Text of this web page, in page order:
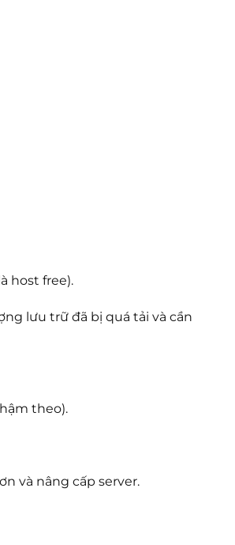
host free).
lưu trữ đã bị quá tải và cần
theo).
và nâng cấp server.